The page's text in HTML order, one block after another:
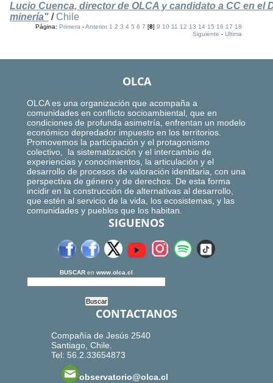
Lucio Cuenca, director de OLCA y candidato a CC en el
minería" / Chile
Página:Primera -Anterior 1 2 3 4 5 6 7 [8]9 10 11 12 13 14 15 16 17 18
Siguiente -Ultima
OLCA
OLCA es una organización que acompaña a
comunidades en conflicto socioambiental, que en
condiciones de profunda asimetría, enfrentan un modelo
económico depredador impuesto en los territorios.
Promovemos la participación y el protagonismo
colectivo, la sistematización y el intercambio de
experiencias y conocimientos, la articulación y el
desarrollo de procesos de valoración identitaria, con una
perspectiva de género y de derechos. De esta forma
incidir en la construcción de alternativas al desarrollo,
que estén al servicio de la vida, los ecosistemas, y las
comunidades y pueblos que los habitan.
SIGUENOS
BUSCAR en www.olca.cl
CONTACTANOS
Compañía de Jesús 2540
Santiago, Chile.
Tel: 56.2.33654873
observatorio@olca.cl